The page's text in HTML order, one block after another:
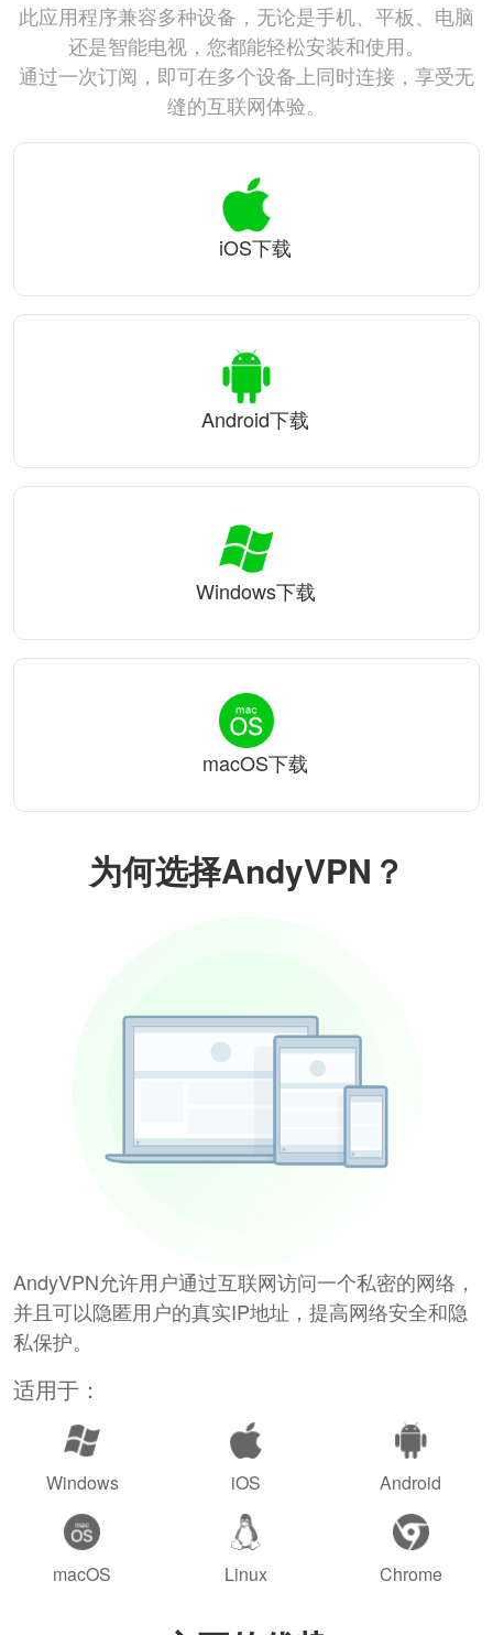
为何选择AndyVPN？
AndyVPN允许用户通过互联网访问一个私密的网络，
并且可以隐匿用户的真实IP地址，提高网络安全和隐
私保护。
适用于：
Windows iOS Android
macOS Linux Chrome
此应用程序兼容多种设备，无论是手机、平板、电脑
还是智能电视，您都能轻松安装和使用。
通过一次订阅，即可在多个设备上同时连接，享受无
缝的互联网体验。
iOS下载
Android下载
Windows下载
macOS下载